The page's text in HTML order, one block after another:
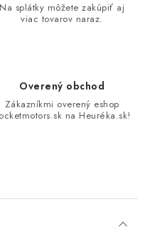
Na splátky môžete zakúpiť aj
viac tovarov naraz.
Overený obchod
Zákazníkmi overený eshop
na Heuréka.sk!